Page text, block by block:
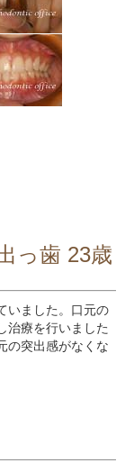
っ歯 23歳
いました。口元の
治療を行いました
の突出感がなくな